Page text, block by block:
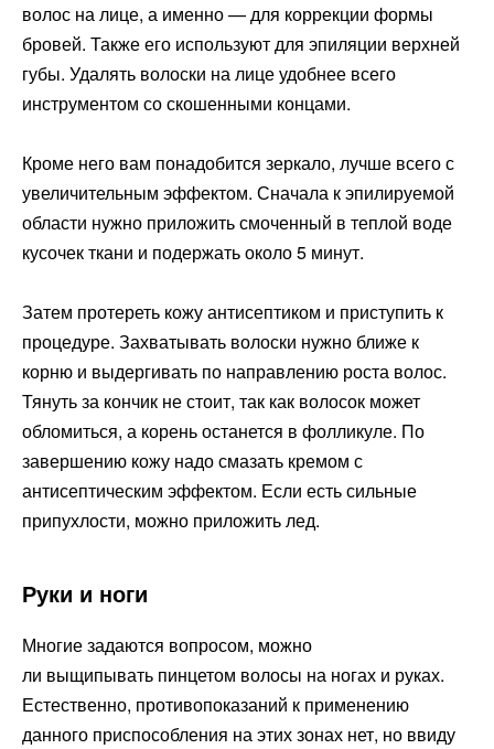
волос на лице, а именно — для коррекции формы
бровей. Также его используют для эпиляции верхней
губы. Удалять волоски на лице удобнее всего
инструментом со скошенными концами.
Кроме него вам понадобится зеркало, лучше всего с
увеличительным эффектом. Сначала к эпилируемой
области нужно приложить смоченный в теплой воде
кусочек ткани и подержать около 5 минут.
Затем протереть кожу антисептиком и приступить к
процедуре. Захватывать волоски нужно ближе к
корню и выдергивать по направлению роста волос.
Тянуть за кончик не стоит, так как волосок может
обломиться, а корень останется в фолликуле. По
завершению кожу надо смазать кремом с
антисептическим эффектом. Если есть сильные
припухлости, можно приложить лед.
Руки и ноги
Многие задаются вопросом, можно
ли выщипывать пинцетом волосы на ногах и руках.
Естественно, противопоказаний к применению
данного приспособления на этих зонах нет, но ввиду